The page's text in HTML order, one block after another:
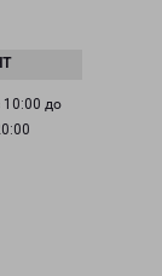
10:00 до